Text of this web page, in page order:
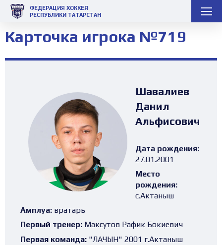
ФЕДЕРАЦИЯ ХОККЕЯ
РЕСПУБЛИКИ ТАТАРСТАН
Карточка игрока №719
Шавалиев
Данил
Альфисович
Дата рождения:
27.01.2001
Место
рождения:
с.Актаныш
Амплуа: вратарь
Первый тренер: Максутов Рафик Бокиевич
Первая команда: "ЛАЧЫН" 2001 г.Актаныш